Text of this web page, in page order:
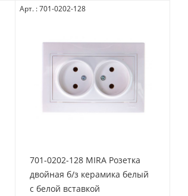
Арт. : 701-0202-128
701-0202-128 MIRA Розетка
двойная б/з керамика белый
с белой вставкой